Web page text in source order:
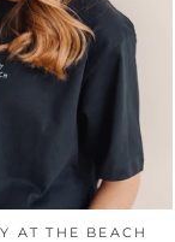
AT THE BEACH